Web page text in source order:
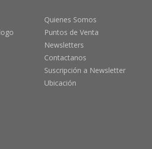
Quienes Somos
Puntos de Venta
Newsletters
Contactanos
Suscripción a Newsletter
Ubicación